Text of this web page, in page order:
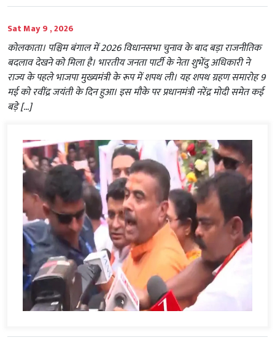
Sat May 9 , 2026
कोलकाता। पश्चिम बंगाल में 2026 विधानसभा चुनाव के बाद बड़ा राजनीतिक
बदलाव देखने को मिला है। भारतीय जनता पार्टी के नेता शुभेंदु अधिकारी ने
राज्य के पहले भाजपा मुख्यमंत्री के रूप में शपथ ली। यह शपथ ग्रहण समारोह 9
मई को रवींद्र जयंती के दिन हुआ। इस मौके पर प्रधानमंत्री नरेंद्र मोदी समेत कई
बड़े […]